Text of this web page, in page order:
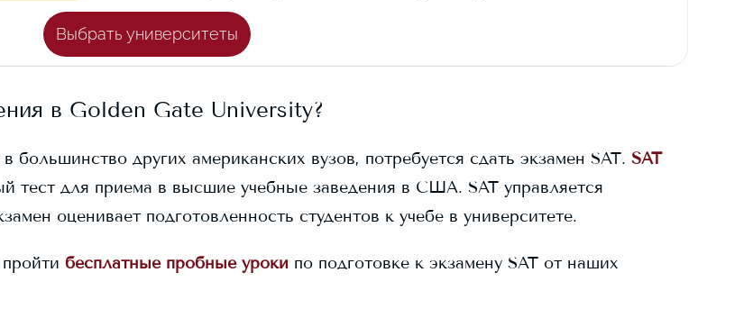
Выбрать университеты
в Golden Gate University?
большинство других американских вузов, потребуется сдать экзамен SAT. SAT
тест для приема в высшие учебные заведения в США. SAT управляется
оценивает подготовленность студентов к учебе в университете.
бесплатные пробные уроки по подготовке к экзамену SAT от наших